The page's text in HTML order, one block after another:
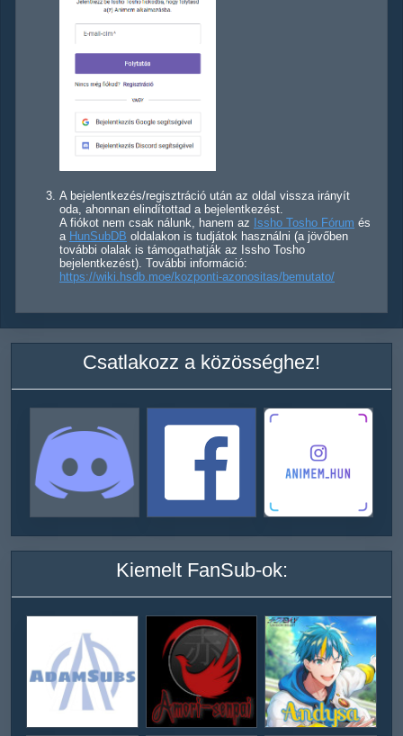
A bejelentkezés/regisztráció után az oldal vissza irányít
oda, ahonnan elindítottad a bejelentkezést.
A fiókot nem csak nálunk, hanem az Issho Tosho Fórum és
a HunSubDB oldalakon is tudjátok használni (a jövőben
további olalak is támogathatják az Issho Tosho
bejelentkezést). További információ:
https://wiki.hsdb.moe/kozponti-azonositas/bemutato/
Csatlakozz a közösséghez!
Kiemelt FanSub-ok: